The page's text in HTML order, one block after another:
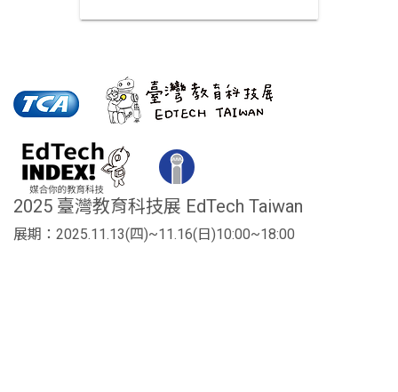
2025 臺灣教育科技展 EdTech Taiwan
展期：2025.11.13(四)~11.16(日)10:00~18:00